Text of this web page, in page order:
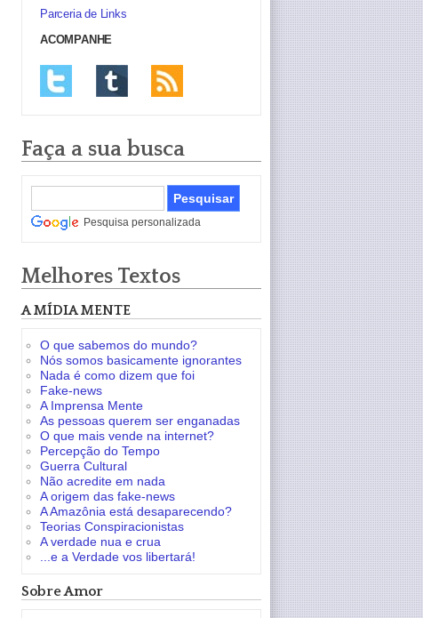
Parceria de Links
ACOMPANHE
Faça a sua busca
Pesquisa personalizada
Melhores Textos
A MÍDIA MENTE
O que sabemos do mundo?
Nós somos basicamente ignorantes
Nada é como dizem que foi
Fake-news
A Imprensa Mente
As pessoas querem ser enganadas
O que mais vende na internet?
Percepção do Tempo
Guerra Cultural
Não acredite em nada
A origem das fake-news
A Amazônia está desaparecendo?
Teorias Conspiracionistas
A verdade nua e crua
...e a Verdade vos libertará!
Sobre Amor